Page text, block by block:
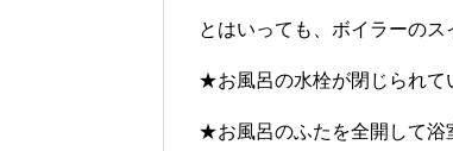
とはいっても、ボイラーのス
★お風呂の水栓が閉じられて
★お風呂のふたを全開して浴